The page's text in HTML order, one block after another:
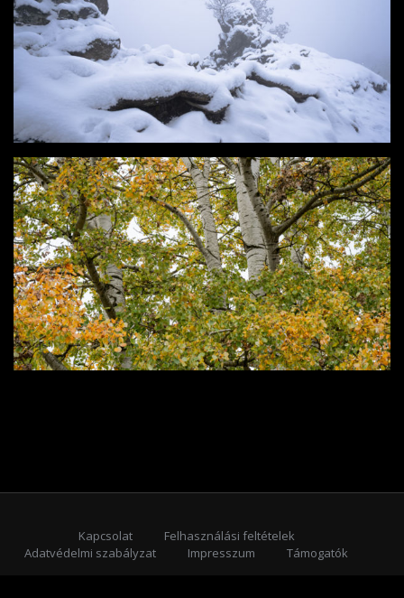
Kapcsolat
Felhasználási feltételek
Adatvédelmi szabályzat
Impresszum
Támogatók